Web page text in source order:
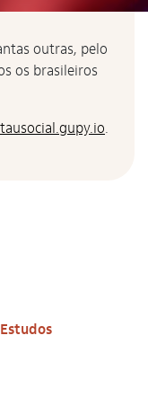
outras, pelo
os brasileiros
.